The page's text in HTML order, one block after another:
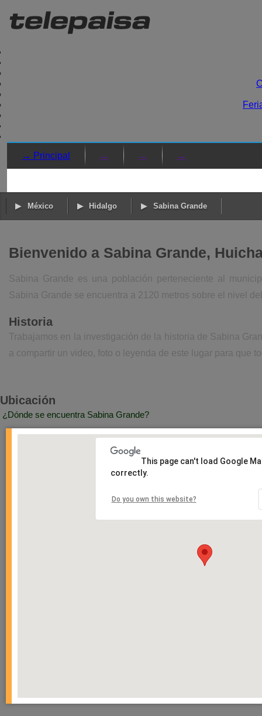
→ Principal → → →
México Hidalgo Sabina Grande
Bienvenido a Sabina Grande,
Sabina Grande es una población perteneciente al
Sabina Grande se encuentra a 2120 metros sobre el nivel
Historia
Trabajamos en la investigación de la historia de Sabina
a compartir un video, foto o leyenda de este lugar para que
Ubicación
¿Dónde se encuentra Sabina Grande?
This page can't load Google
correctly.
Do you own this website?